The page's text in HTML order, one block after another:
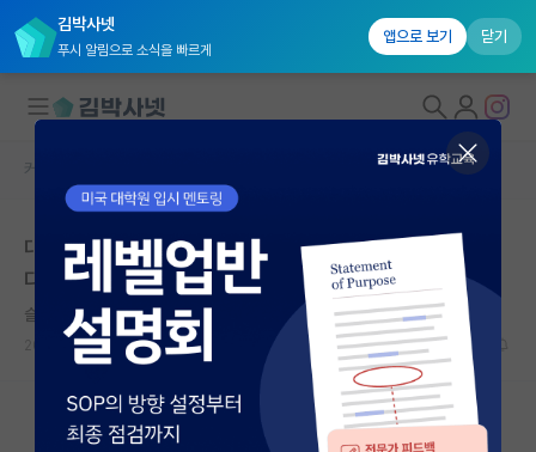
김박사넷
푸시 알림으로 소식을 빠르게
앱으로 보기 닫기
대학원생 모집
국내대학원 정보
연구실&오픈랩
커뮤니티
커뮤니티 홈
전체글보기
커뮤니티 홈
대학원생들 교수에게 가스라이팅 당한 것은 이해가 갑니
다. 안타깝네요.
슬기로운 박경리
2023.06.29 36 12882